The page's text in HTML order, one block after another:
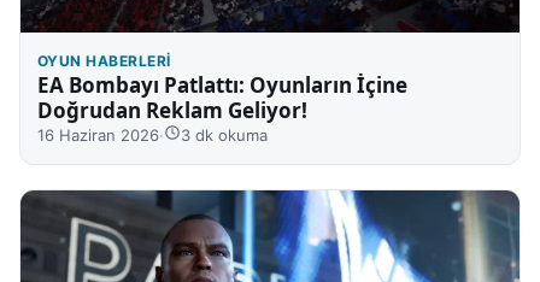
OYUN HABERLERI
EA Bombayı Patlattı: Oyunların İçine
Doğrudan Reklam Geliyor!
16 Haziran 2026· 3 dk okuma